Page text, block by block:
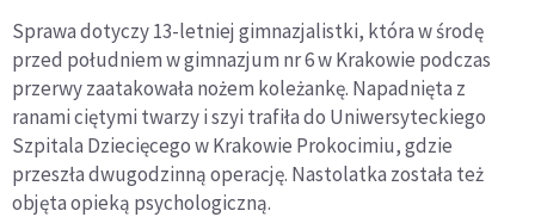
Sprawa dotyczy 13-letniej gimnazjalistki, która w środę
przed południem w gimnazjum nr 6 w Krakowie podczas
przerwy zaatakowała nożem koleżankę. Napadnięta z
ranami ciętymi twarzy i szyi trafiła do Uniwersyteckiego
Szpitala Dziecięcego w Krakowie Prokocimiu, gdzie
przeszła dwugodzinną operację. Nastolatka została też
objęta opieką psychologiczną.